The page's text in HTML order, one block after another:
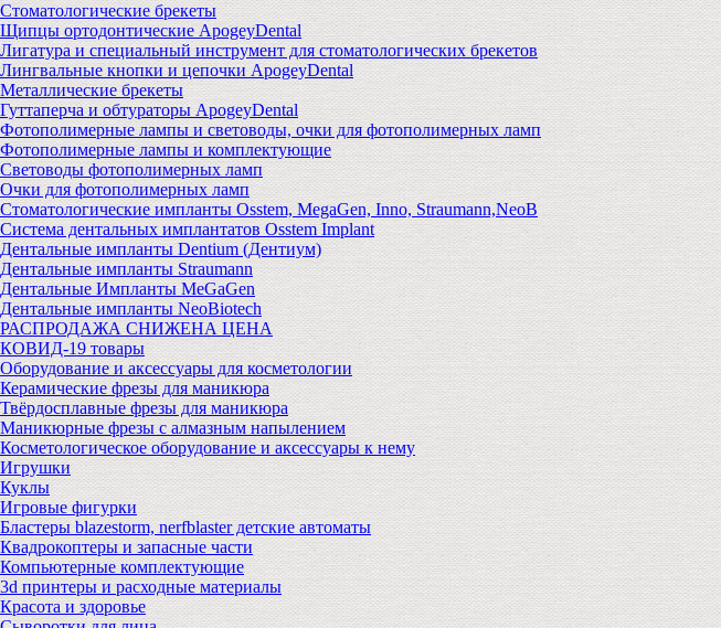
Стоматологические брекеты
Щипцы ортодонтические ApogeyDental
Лигатура и специальный инструмент для стоматологических брекетов
Лингвальные кнопки и цепочки ApogeyDental
Металлические брекеты
Гуттаперча и обтураторы ApogeyDental
Фотополимерные лампы и световоды, очки для фотополимерных ламп
Фотополимерные лампы и комплектующие
Световоды фотополимерных ламп
Очки для фотополимерных ламп
Стоматологические импланты Osstem, MegaGen, Inno, Straumann,NeoB
Система дентальных имплантатов Osstem Implant
Дентальные импланты Dentium (Дентиум)
Дентальные импланты Straumann
Дентальные Импланты MeGaGen
Дентальные импланты NeoBiotech
РАСПРОДАЖА СНИЖЕНА ЦЕНА
КОВИД-19 товары
Оборудование и аксессуары для косметологии
Керамические фрезы для маникюра
Твёрдосплавные фрезы для маникюра
Маникюрные фрезы с алмазным напылением
Косметологическое оборудование и аксессуары к нему
Игрушки
Куклы
Игровые фигурки
Бластеры blazestorm, nerfblaster детские автоматы
Квадрокоптеры и запасные части
Компьютерные комплектующие
3d принтеры и расходные материалы
Красота и здоровье